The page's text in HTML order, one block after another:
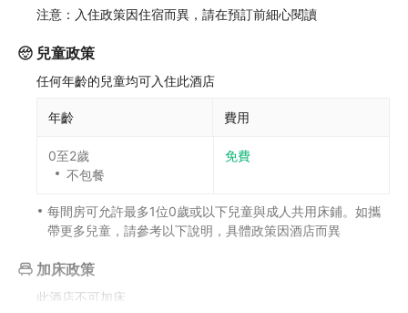
注意：入住政策因住宿而異，請在預訂前細心閱讀
兒童政策
任何年齡的兒童均可入住此酒店
年齡 費用
0至2歲
不包餐
免費
每間房可允許最多1位0歲或以下兒童與成人共用床鋪。如攜
帶更多兒童，請參考以下說明，具體政策因酒店而異
加床政策
此酒店不可加床